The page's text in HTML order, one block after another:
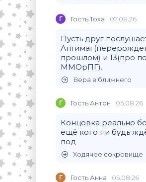
Г Гость Тоха 07.08.26
Пусть друг
прошлом) и 13(про
ММОрПГ).
Вера в ближнего
Г Гость Антон 05.08.26
Концовка реально
ещё кого ни будь
под
Ходячее сокровище
Г Гость Анна 05.08.26